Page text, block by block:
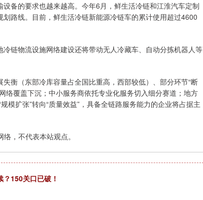
备的要求也越来越高。今年6月，鲜生活冷链和江淮汽车定制
路线。目前，鲜生活冷链新能源冷链车的累计使用超过4600
链物流设施网络建设还将带动无人冷藏车、自动分拣机器人等
衡（东部冷库容量占全国比重高，西部较低）、部分环节“断
络覆盖下沉；中小服务商依托专业化服务切入细分赛道；地方
模扩张”转向“质量效益”，具备全链路服务能力的企业将占据主
，不代表本站观点。
150关口已破！